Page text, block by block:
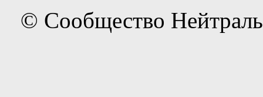
© Сообщество